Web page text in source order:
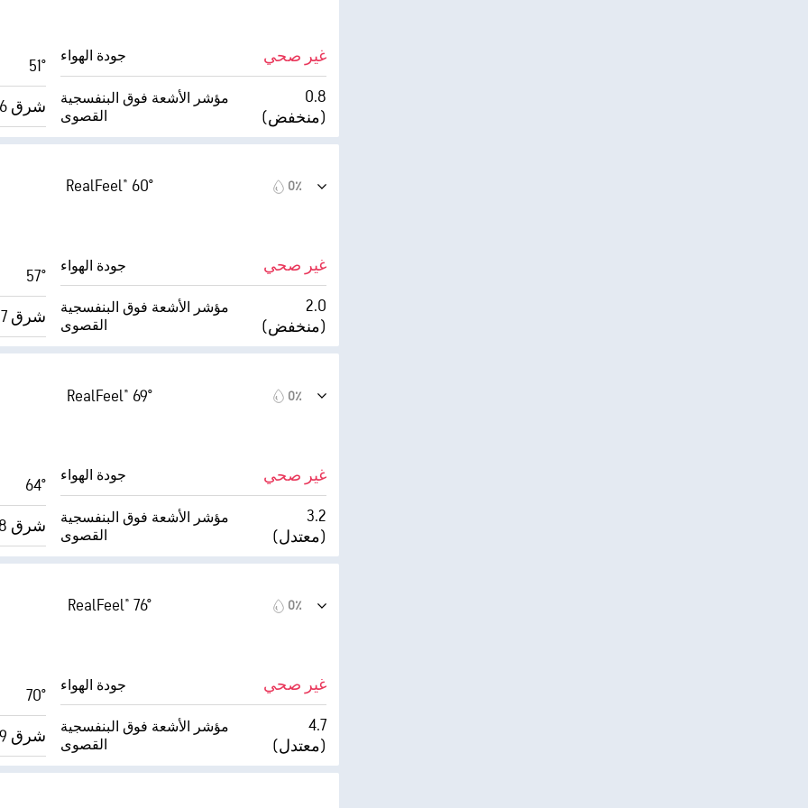
51°
شرق 6 ميل/س
جودة الهواء غير صحي
مؤشر الأشعة فوق البنفسجية
القصوى
0.8
(منخفض)
AccuLumen Brightness Index™
الغطاء السحابي 0٪
أقصى ارتفاع للسحاب 30000 قدم
RealFeel® 60° 0٪
57°
شرق 7 ميل/س
جودة الهواء غير صحي
مؤشر الأشعة فوق البنفسجية
القصوى
2.0
(منخفض)
Index™ للغاية)
الغطاء السحابي 0٪
أقصى ارتفاع للسحاب 30000 قدم
RealFeel® 69° 0٪
64°
شرق 8 ميل/س
جودة الهواء غير صحي
مؤشر الأشعة فوق البنفسجية
القصوى
3.2
(معتدل)
Index™ للغاية)
الغطاء السحابي 0٪
أقصى ارتفاع للسحاب 30000 قدم
RealFeel® 76° 0٪
70°
شرق 9 ميل/س
جودة الهواء غير صحي
مؤشر الأشعة فوق البنفسجية
القصوى
4.7
(معتدل)
Index™ للغاية)